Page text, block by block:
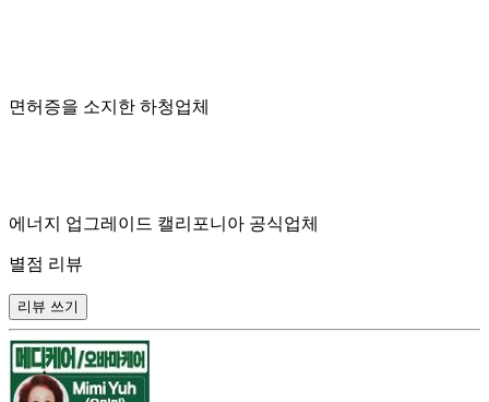
면허증을 소지한 하청업체
에너지 업그레이드 캘리포니아 공식업체
별점 리뷰
리뷰 쓰기